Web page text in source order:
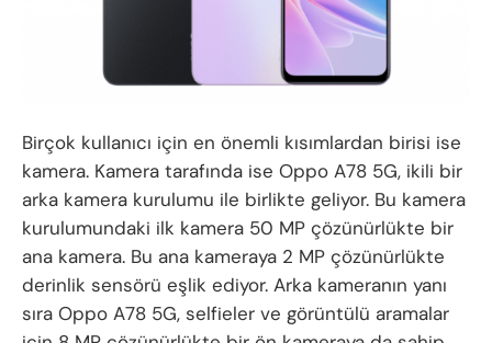
Birçok kullanıcı için en önemli kısımlardan birisi ise
kamera. Kamera tarafında ise Oppo A78 5G, ikili bir
arka kamera kurulumu ile birlikte geliyor. Bu kamera
kurulumundaki ilk kamera 50 MP çözünürlükte bir
ana kamera. Bu ana kameraya 2 MP çözünürlükte
derinlik sensörü eşlik ediyor. Arka kameranın yanı
sıra Oppo A78 5G, selfieler ve görüntülü aramalar